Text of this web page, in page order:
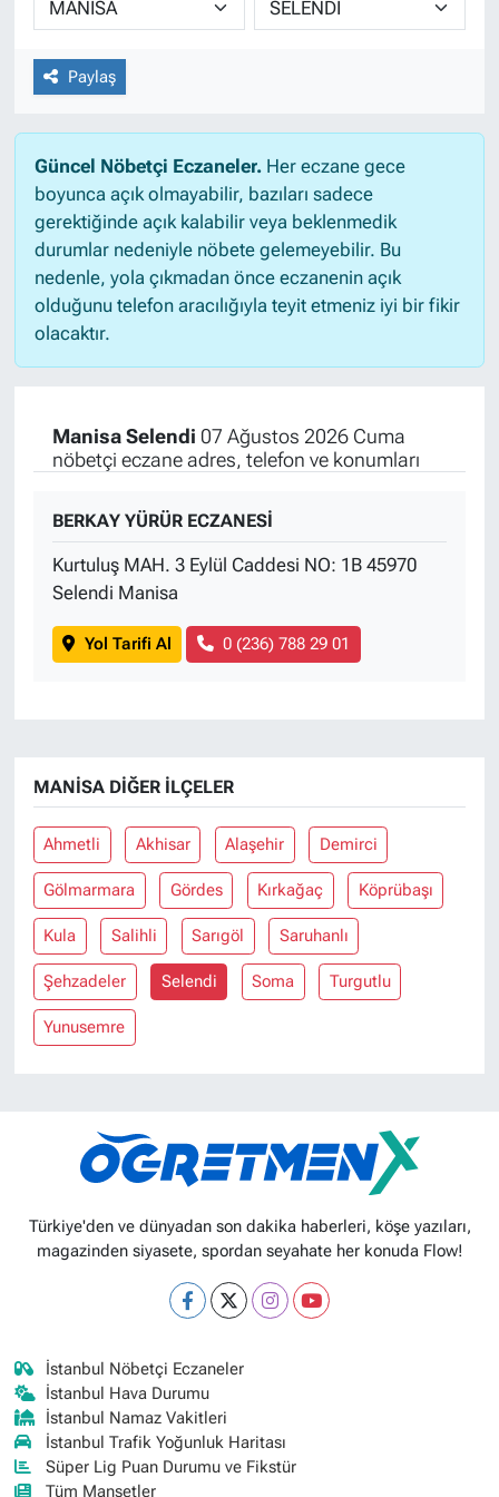
Paylaş
Güncel Nöbetçi Eczaneler.Her eczane gece
boyunca açık olmayabilir, bazıları sadece
gerektiğinde açık kalabilir veya beklenmedik
durumlar nedeniyle nöbete gelemeyebilir. Bu
nedenle, yola çıkmadan önce eczanenin açık
olduğunu telefon aracılığıyla teyit etmeniz iyi bir fikir
olacaktır.
Manisa Selendi 07 Ağustos 2026 Cuma
nöbetçi eczane adres, telefon ve konumları
BERKAY YÜRÜR ECZANESİ
Kurtuluş MAH. 3 Eylül Caddesi NO: 1B 45970
Selendi Manisa
Yol Tarifi Al 0 (236) 788 29 01
MANISA DIĞER İLÇELER
Ahmetli Akhisar Alaşehir Demirci
Gölmarmara Gördes Kırkağaç Köprübaşı
Kula Salihli Sarıgöl Saruhanlı
Şehzadeler Selendi Soma Turgutlu
Yunusemre
Türkiye'den ve dünyadan son dakika haberleri, köşe yazıları,
magazinden siyasete, spordan seyahate her konuda Flow!
İstanbul Nöbetçi Eczaneler
İstanbul Hava Durumu
İstanbul Namaz Vakitleri
İstanbul Trafik Yoğunluk Haritası
Süper Lig Puan Durumu ve Fikstür
Tüm Manşetler